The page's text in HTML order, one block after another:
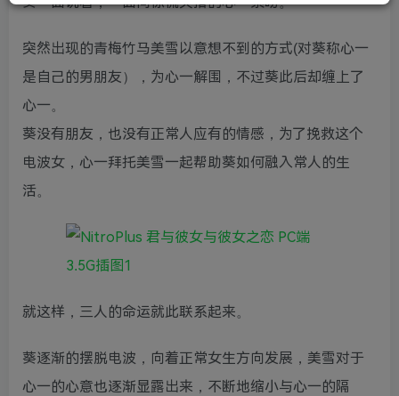
突然出现的青梅竹马美雪以意想不到的方式(对葵称心一
是自己的男朋友），为心一解围，不过葵此后却缠上了
心一。
葵没有朋友，也没有正常人应有的情感，为了挽救这个
电波女，心一拜托美雪一起帮助葵如何融入常人的生
活。
就这样，三人的命运就此联系起来。
葵逐渐的摆脱电波，向着正常女生方向发展，美雪对于
心一的心意也逐渐显露出来，不断地缩小与心一的隔